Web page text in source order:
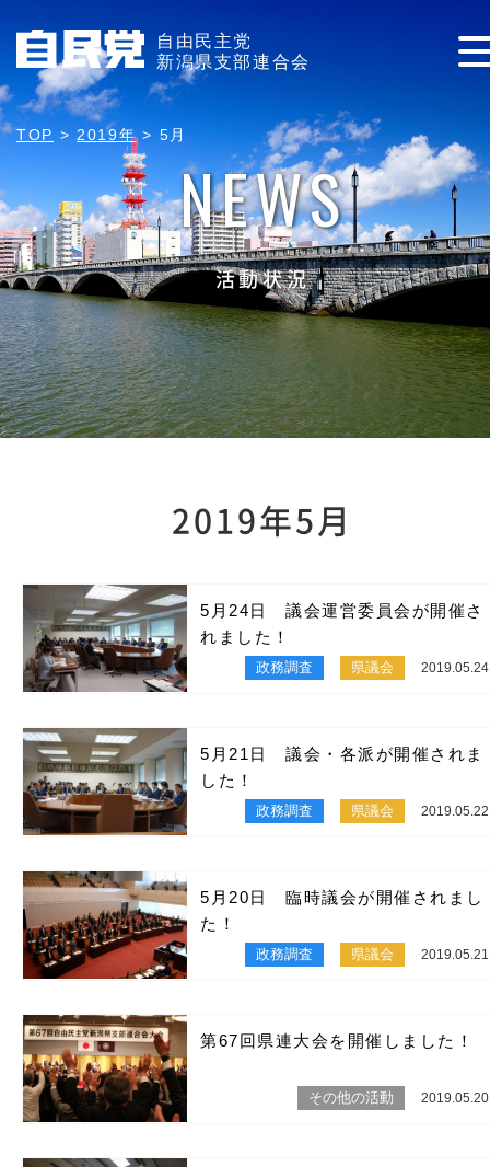
自由民主党
新潟県支部連合会
TOP > 2019年> 5月
NEWS
活動状況
2019年5月
5月24日 議会運営委員会が開催さ
れました！
政務調査 県議会 2019.05.24
5月21日 議会・各派が開催されま
した！
政務調査 県議会 2019.05.22
5月20日 臨時議会が開催されまし
た！
政務調査 県議会 2019.05.21
第67回県連大会を開催しました！
その他の活動 2019.05.20